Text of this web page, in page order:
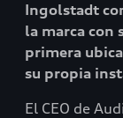
Ingolstadt
la marca con
primera
su propia
El CEO de